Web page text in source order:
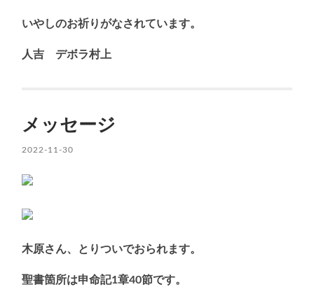
いやしのお祈りがなされています。
人吉 デボラ村上
メッセージ
2022-11-30
木原さん、とりついでおられます。
聖書箇所は申命記1章40節です。